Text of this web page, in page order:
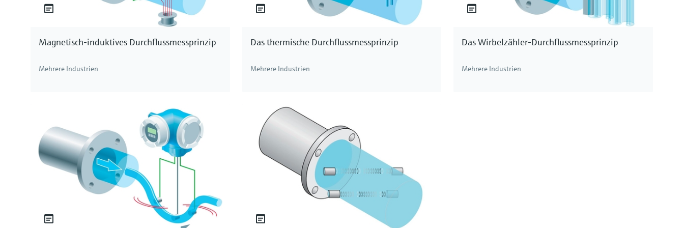
Magnetisch-induktives Durchflussmessprinzip
Mehrere Industrien
Das thermische Durchflussmessprinzip
Mehrere Industrien
Das Wirbelzähler-Durchflussmessprinzip
Mehrere Industrien